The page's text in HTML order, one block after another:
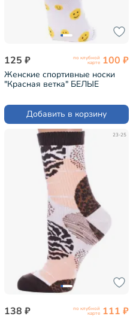
125 ₽ по клубной
карте 100 ₽
Женские спортивные носки
"Красная ветка" БЕЛЫЕ
Добавить в корзину
23-25
138 ₽ по клубной
карте 111 ₽